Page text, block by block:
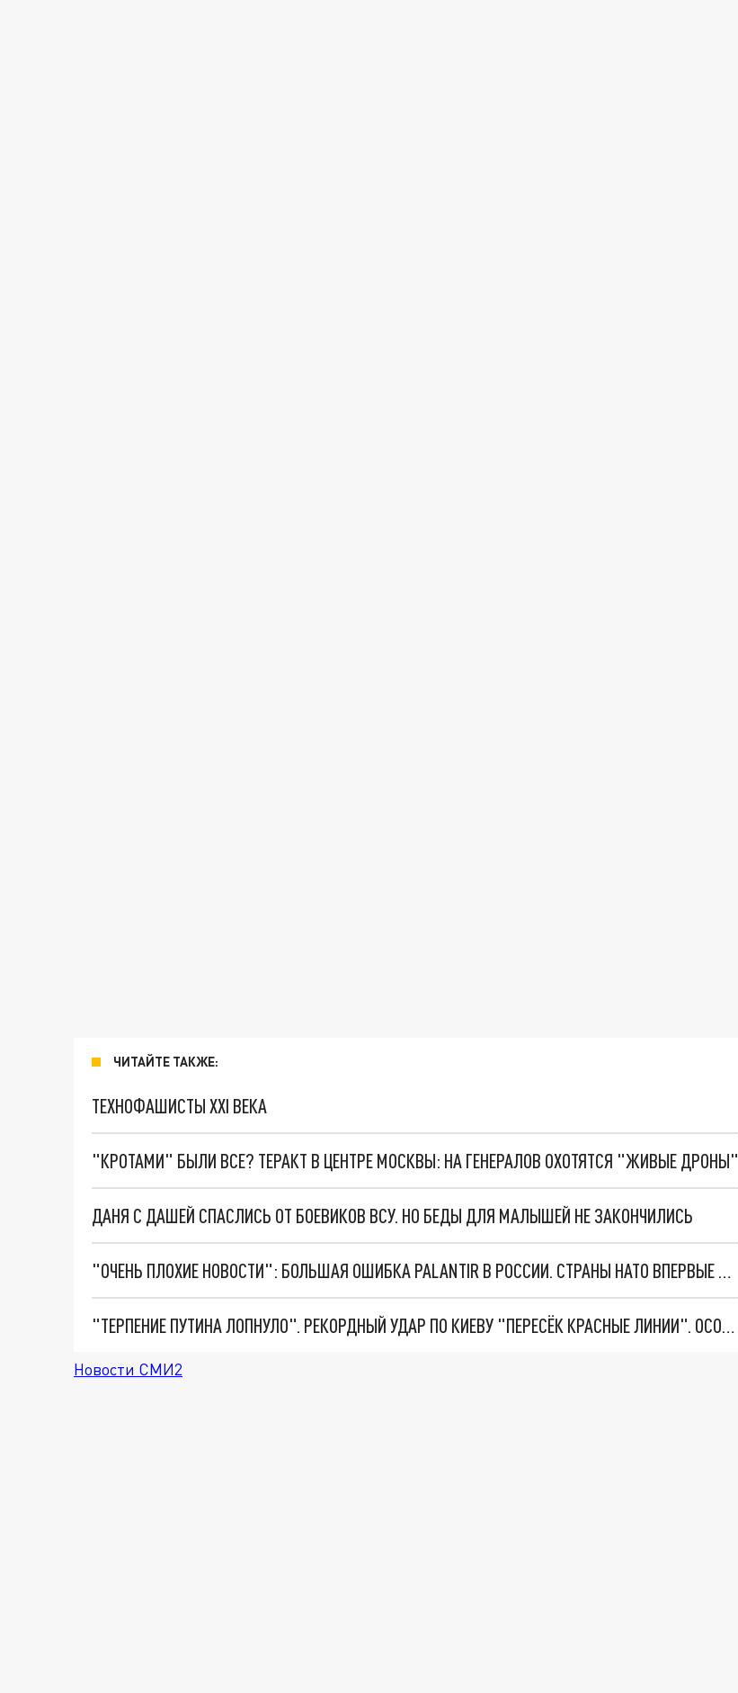
ЧИТАЙТЕ ТАКЖЕ:
ТЕХНОФАШИСТЫ XXI ВЕКА
"КРОТАМИ" БЫЛИ ВСЕ? ТЕРАКТ В ЦЕНТРЕ МОСКВЫ: НА ГЕНЕРАЛОВ ОХОТЯТСЯ "ЖИВЫЕ ДРОНЫ"
ДАНЯ С ДАШЕЙ СПАСЛИСЬ ОТ БОЕВИКОВ ВСУ. НО БЕДЫ ДЛЯ МАЛЫШЕЙ НЕ ЗАКОНЧИЛИСЬ
"ОЧЕНЬ ПЛОХИЕ НОВОСТИ": БОЛЬШАЯ ОШИБКА PALANTIR В РОССИИ. СТРАНЫ НАТО ВПЕРВЫЕ ЗА СВО ОСТАНОВИЛИ ПОСТАВКИ ОРУЖИЯ. ВСУ ТЕРЯЮТ ПРИГРАНИЧЬЕ?
"ТЕРПЕНИЕ ПУТИНА ЛОПНУЛО". РЕКОРДНЫЙ УДАР ПО КИЕВУ "ПЕРЕСЁК КРАСНЫЕ ЛИНИИ". ОСОБЫЕ СПЕЦЫ КНДР НА ЛБС? ТАЙНЫЕ ПЕРЕГОВОРЫ ЕВРОПЫ И МОСКВЫ
Новости СМИ2